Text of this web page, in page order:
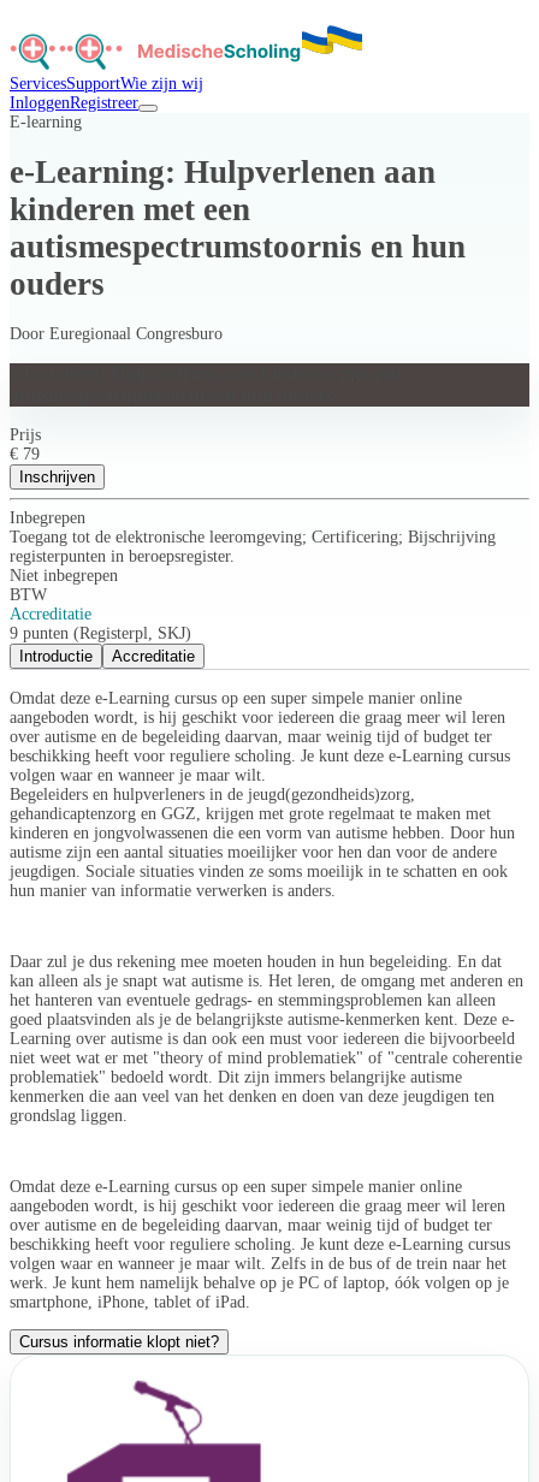
ServicesSupportWie zijn wij
InloggenRegistreer
E-learning
e-Learning: Hulpverlenen aan
kinderen met een
autismespectrumstoornis en hun
ouders
Door Euregionaal Congresburo
Prijs
€ 79
Inschrijven
Inbegrepen
Toegang tot de elektronische leeromgeving; Certificering; Bijschrijving
registerpunten in beroepsregister.
Niet inbegrepen
BTW
Accreditatie
9 punten (Registerpl, SKJ)
Introductie
Accreditatie
Omdat deze e-Learning cursus op een super simpele manier online
aangeboden wordt, is hij geschikt voor iedereen die graag meer wil leren
over autisme en de begeleiding daarvan, maar weinig tijd of budget ter
beschikking heeft voor reguliere scholing. Je kunt deze e-Learning cursus
volgen waar en wanneer je maar wilt.
Begeleiders en hulpverleners in de jeugd(gezondheids)zorg,
gehandicaptenzorg en GGZ, krijgen met grote regelmaat te maken met
kinderen en jongvolwassenen die een vorm van autisme hebben. Door hun
autisme zijn een aantal situaties moeilijker voor hen dan voor de andere
jeugdigen. Sociale situaties vinden ze soms moeilijk in te schatten en ook
hun manier van informatie verwerken is anders.
Daar zul je dus rekening mee moeten houden in hun begeleiding. En dat
kan alleen als je snapt wat autisme is. Het leren, de omgang met anderen en
het hanteren van eventuele gedrags- en stemmingsproblemen kan alleen
goed plaatsvinden als je de belangrijkste autisme-kenmerken kent. Deze e-
Learning over autisme is dan ook een must voor iedereen die bijvoorbeeld
niet weet wat er met "theory of mind problematiek" of "centrale coherentie
problematiek" bedoeld wordt. Dit zijn immers belangrijke autisme
kenmerken die aan veel van het denken en doen van deze jeugdigen ten
grondslag liggen.
Omdat deze e-Learning cursus op een super simpele manier online
aangeboden wordt, is hij geschikt voor iedereen die graag meer wil leren
over autisme en de begeleiding daarvan, maar weinig tijd of budget ter
beschikking heeft voor reguliere scholing. Je kunt deze e-Learning cursus
volgen waar en wanneer je maar wilt. Zelfs in de bus of de trein naar het
werk. Je kunt hem namelijk behalve op je PC of laptop, óók volgen op je
smartphone, iPhone, tablet of iPad.
Cursus informatie klopt niet?